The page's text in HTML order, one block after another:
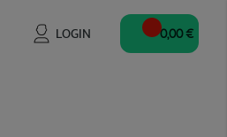
LOGIN 0,00 €